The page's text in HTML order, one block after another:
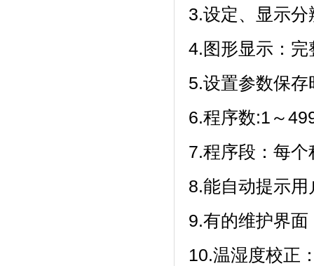
3.设定、显示
4.图形显示：
5.设置参数保存
6.程序数:1～499
7.程序段：每个
8.能自动提示用户
9.有的维护界面
10.温湿度校正